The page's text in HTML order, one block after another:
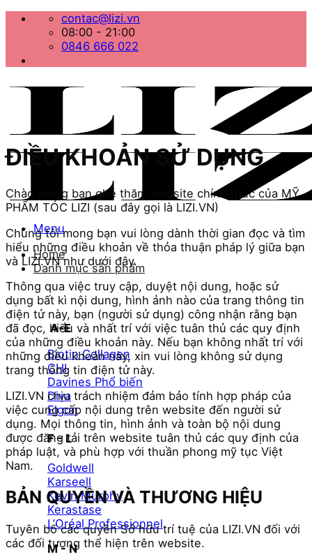
dung
contac@lizi.vn
08:00 - 21:00
0846 666 022
Menu
Home
Danh mục sản phẩm
A-E
Biotin Collagen
CHI
Davines
Diva
Elgon
F - L
Goldwell
Karseell
Kevin.Murphy
Kerastase
L’Oréal Professionnel
M - N
ĐIỀU KHOẢNSỬ DỤNG
Chào mừng bạn ghé thăm website chính thức của MỸ
PHẨM TÓC LIZI (sau đây gọi là LIZI.VN)
Chúng tôi mong bạn vui lòng dành thời gian đọc và tìm
hiểu những điều khoản về thỏa thuận pháp lý giữa bạn
và LIZI.VN như dưới đây.
Thông qua việc truy cập, duyệt nội dung, hoặc sử
dụng bất kì nội dung, hình ảnh nào của trang thông tin
điện tử này, bạn (người sử dụng) công nhận rằng bạn
đã đọc, hiểu và nhất trí với việc tuân thủ các quy định
của những điều khoản này. Nếu bạn không nhất trí với
những điều khoản này, xin vui lòng không sử dụng
trang thông tin điện tử này.
LIZI.VN chịu trách nhiệm đảm bảo tính hợp pháp của
việc cung cấp nội dung trên website đến người sử
dụng. Mọi thông tin, hình ảnh và toàn bộ nội dung
được đăng tải trên website tuân thủ các quy định của
pháp luật, và phù hợp với thuần phong mỹ tục Việt
Nam.
BẢN QUYỀN VÀ THƯƠNG HIỆU
Tuyên bố các quyền Sở hữu trí tuệ của LIZI.VN đối với
các đối tượng thể hiện trên website.